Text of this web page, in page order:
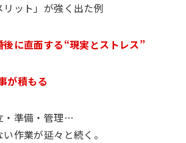
ット」が強く出た例
後に直面する“現実とストレス”
が積もる
・準備・管理…
作業が延々と続く。